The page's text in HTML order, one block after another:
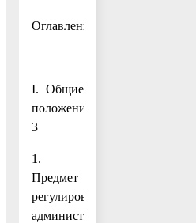
Оглавление
I. Общие
положения
3
1.
Предмет
регулирования
административного